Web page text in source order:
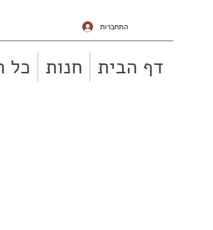
התחברות
דף הבית חנות כל